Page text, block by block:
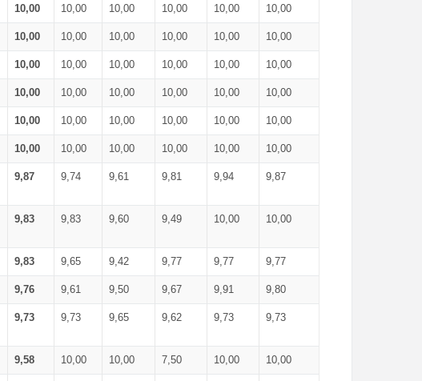
10,00 10,00 10,00 10,00 10,00 10,00
10,00 10,00 10,00 10,00 10,00 10,00
10,00 10,00 10,00 10,00 10,00 10,00
10,00 10,00 10,00 10,00 10,00 10,00
10,00 10,00 10,00 10,00 10,00 10,00
10,00 10,00 10,00 10,00 10,00 10,00
9,87 9,74 9,61 9,81 9,94 9,87
9,83 9,83 9,60 9,49 10,00 10,00
9,83 9,65 9,42 9,77 9,77 9,77
9,76 9,61 9,50 9,67 9,91 9,80
9,73 9,73 9,65 9,62 9,73 9,73
9,58 10,00 10,00 7,50 10,00 10,00